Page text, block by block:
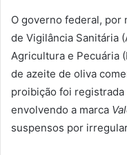
O governo federal, por
de Vigilância Sanitária
Agricultura e Pecuária
de azeite de oliva
proibição foi
envolvendo a marca
suspensos por